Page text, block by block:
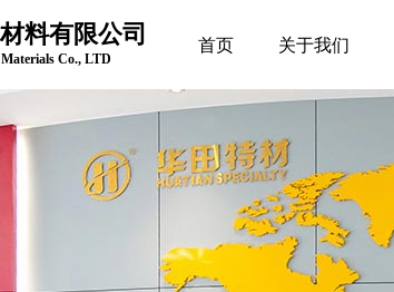
料有限公司
Co., LTD
首页 关于我们